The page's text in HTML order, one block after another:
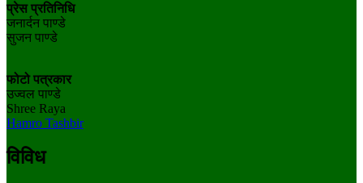
प्रेस प्रतिनिधि
जनार्दन पाण्डे
सुजन पाण्डे
फोटो पत्रकार
उज्वल पाण्डे
Shree Raya
Hamro Tashbir
विविध